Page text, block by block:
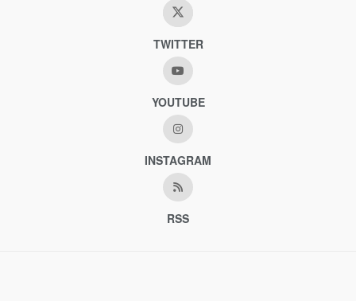
TWITTER
YOUTUBE
INSTAGRAM
RSS